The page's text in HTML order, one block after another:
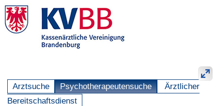
Arztsuche Psychotherapeutensuche
Ärztlicher
Bereitschaftsdienst